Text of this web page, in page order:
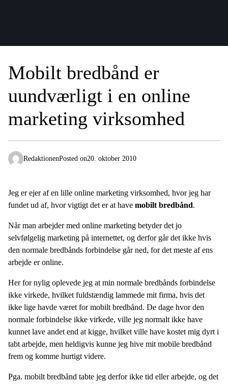
Mobilt bredbånd er
uundværligt i en online
marketing virksomhed
RedaktionenPosted on20. oktober 2010
Jeg er ejer af en lille online marketing virksomhed, hvor jeg har
fundet ud af, hvor vigtigt det er at have mobilt bredbånd.
Når man arbejder med online marketing betyder det jo
selvfølgelig marketing på internettet, og derfor går det ikke hvis
den normale bredbånds forbindelse går ned, for det meste af ens
arbejde er online.
Her for nylig oplevede jeg at min normale bredbånds forbindelse
ikke virkede, hvilket fuldstændig lammede mit firma, hvis det
ikke lige havde været for mobilt bredbånd. De dage hvor den
normale forbindelse ikke virkede, ville jeg normalt ikke have
kunnet lave andet end at kigge, hvilket ville have kostet mig dyrt i
tabt arbejde, men heldigvis kunne jeg hive mit mobile bredbånd
frem og komme hurtigt videre.
Pga. mobilt bredbånd tabte jeg derfor ikke tid eller arbejde, og det